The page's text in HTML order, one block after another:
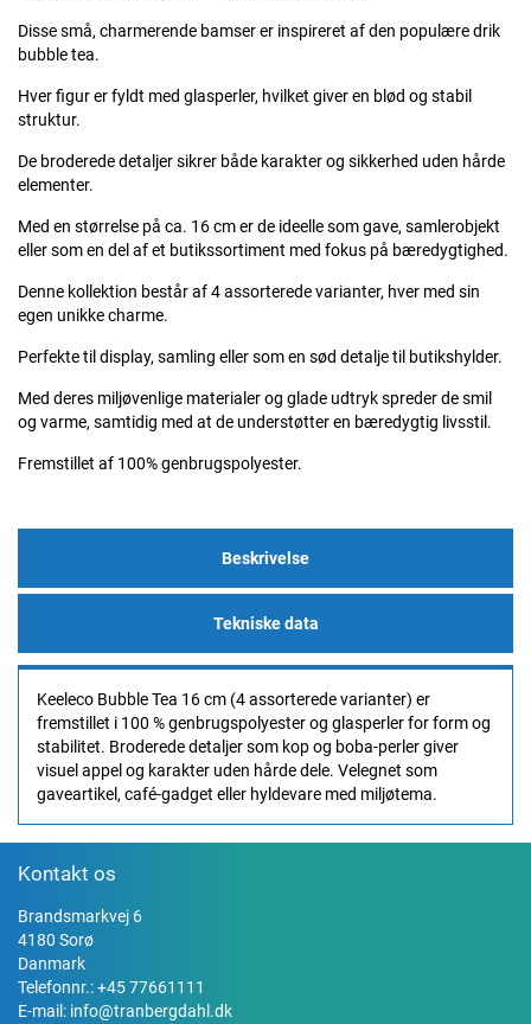
Disse små, charmerende bamser er inspireret af den populære drik
bubble tea.
Hver figur er fyldt med glasperler, hvilket giver en blød og stabil
struktur.
De broderede detaljer sikrer både karakter og sikkerhed uden hårde
elementer.
Med en størrelse på ca. 16 cm er de ideelle som gave, samlerobjekt
eller som en del af et butikssortiment med fokus på bæredygtighed.
Denne kollektion består af 4 assorterede varianter, hver med sin
egen unikke charme.
Perfekte til display, samling eller som en sød detalje til butikshylder.
Med deres miljøvenlige materialer og glade udtryk spreder de smil
og varme, samtidig med at de understøtter en bæredygtig livsstil.
Fremstillet af 100% genbrugspolyester.
Beskrivelse
Tekniske data
Keeleco Bubble Tea 16 cm (4 assorterede varianter) er
fremstillet i 100 % genbrugspolyester og glasperler for form og
stabilitet. Broderede detaljer som kop og boba-perler giver
visuel appel og karakter uden hårde dele. Velegnet som
gaveartikel, café-gadget eller hyldevare med miljøtema.
Kontakt os
Brandsmarkvej 6
4180 Sorø
Danmark
Telefonnr.:+45 77661111
E-mail: info@tranbergdahl.dk